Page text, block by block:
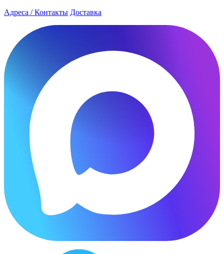
Адреса / Контакты Доставка